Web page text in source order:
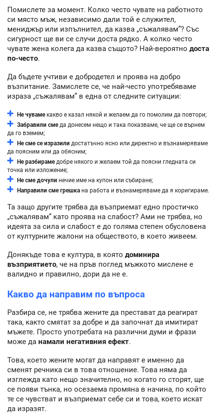
Помислете за момент. Колко често чувате на работното
си място мъж, независимо дали той е служител,
мениджър или изпълнител, да казва „съжалявам”? Със
сигурност ще ви се случи доста рядко. А колко често
чувате жена колега да казва същото? Най-вероятно доста
по-често.
Да бъдете учтиви е добродетел и проява на добро
възпитание. Замислете се, че най-често употребяваме
израза „съжалявам” в една от следните ситуации:
Не чувамекакво е казал някой и желаем да го помолим да повтори;
Забравили смеда донесем нещо и така показваме, че ще се върнем
да го вземем;
Не сме се изразили достатъчно ясно или директно и възнамеряваме
да поясним или да обясним;
Не разбирамедобре някого и желаем той да поясни гледната си
точка или изложение;
Не сме дочули нечие име на купон или събиране;
Направили сме грешка на работа и възнамеряваме да я коригираме.
Та защо другите трябва да възприемат едно простичко
„съжалявам” като проява на слабост? Ами не трябва, но
идеята за сила и слабост е до голяма степен обусловена
от културните жалони на обществото, в което живеем.
Донякъде това е култура, в която доминира
възприятието, че на пръв поглед мъжкото мислене е
валидно и правилно, дори да не е.
Какво да направим по въпроса
Разбира се, не трябва жените да престават да реагират
така, както смятат за добре и да започнат да имитират
мъжете. Просто употребата на различни думи и фрази
може да намали негативния ефект.
Това, което жените могат да направят е именно да
сменят речника си в това отношение. Това няма да
изглежда като нещо значително, но когато го сторят, ще
се появи тънка, но осезаема промяна в начина, по който
те се чувстват и възприемат себе си и това, което искат
да изразят.